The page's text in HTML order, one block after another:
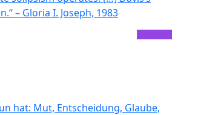
– Gloria I. Joseph, 1983
hat: Mut, Entscheidung, Glaube,